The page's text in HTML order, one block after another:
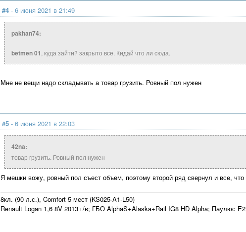
#4 - 6 июня 2021 в 21:49
pakhan74:
betmen 01, куда зайти? закрыто все. Кидай что ли сюда.
Мне не вещи надо складывать а товар грузить. Ровный пол нужен
#5 - 6 июня 2021 в 22:03
42na:
товар грузить. Ровный пол нужен
Я мешки вожу, ровный пол съест объем, поэтому второй ряд свернул и все, что
8кл. (90 л.с.), Comfort 5 мест (KS025-A1-L50)
Renault Logan 1,6 8V 2013 г/в; ГБО AlphaS+Alaska+Rail IG8 HD Alpha; Паулюс